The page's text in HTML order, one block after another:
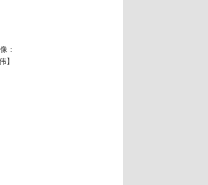
：
】